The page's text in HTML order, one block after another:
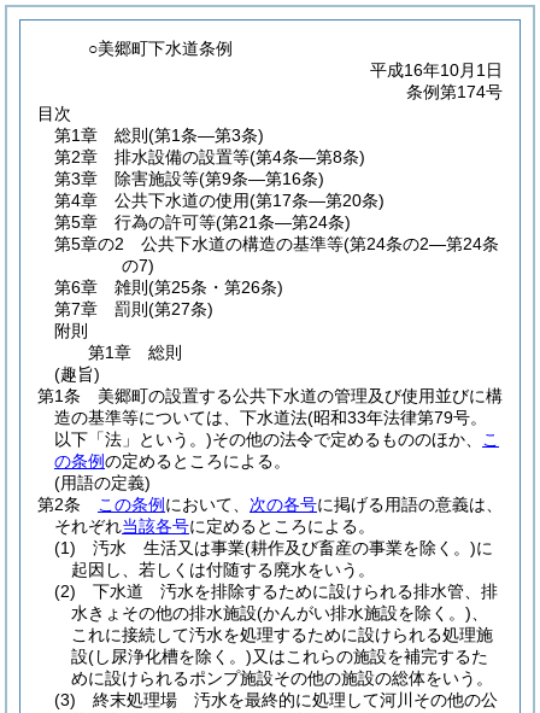
○美郷町下水道条例
平成16年10月1日
条例第174号
目次
第1章
総則 (第1条―第3条)
第2章
排水設備の設置等(第4条―第8条)
第3章
除害施設等(第9条―第16条)
第4章
公共下水道の使用(第17条―第20条)
第5章
行為の許可等(第21条―第24条)
第5章の2
公共下水道の構造の基準等(第24条の2―第24条
の7)
第6章
雑則 (第25条・第26条)
第7章
罰則 (第27条)
附則
第1章
総則
(趣旨)
第1条
美郷町の設置する公共下水道の管理及び使用並びに構
造の基準等については、下水道法(昭和33年法律第79号。
以下「法」という。)その他の法令で定めるもののほか、
こ
の条例の定めるところによる。
(用語の定義)
第2条
この条例 において、 次の各号に掲げる用語の意義は、
それぞれ当該各号に定めるところによる。
(1)
汚水 生活又は事業(耕作及び畜産の事業を除く。)に
起因し、若しくは付随する廃水をいう。
(2)
下水道 汚水を排除するために設けられる排水管、排
水きょその他の排水施設(かんがい排水施設を除く。)
これに接続して汚水を処理するために設けられる処理施
設(し尿浄化槽を除く。)又はこれらの施設を補完するた
めに設けられるポンプ施設その他の施設の総体をいう。
(3)
終末処理場 汚水を最終的に処理して河川その他の公